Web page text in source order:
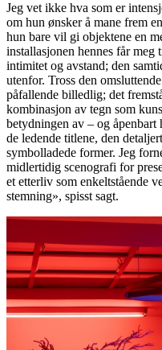
Jeg vet ikke hva som er
om hun ønsker å mane frem
hun bare vil gi objektene en
installasjonen hennes får
intimitet og avstand; den
utenfor. Tross den
påfallende billedlig; det
kombinasjon av tegn som
betydningen av – og
de ledende titlene, den
symbolladede former. Jeg
midlertidig scenografi for
et etterliv som enkeltstående
stemning», spisst sagt.